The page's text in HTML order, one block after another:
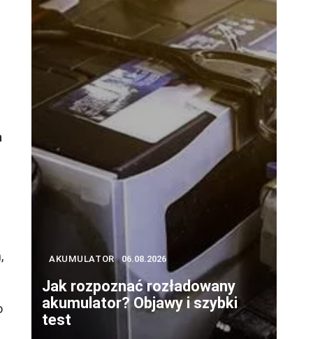
AKUMULATOR 06.08.2026
Jak rozpoznać rozładowany
akumulator? Objawy i szybki
test